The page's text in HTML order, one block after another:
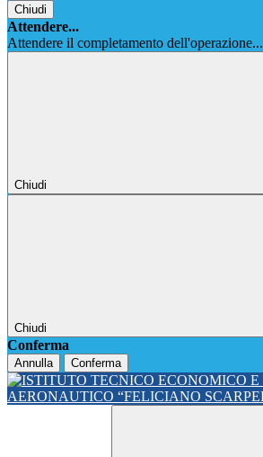
Chiudi
Attendere...
Attendere il completamento dell'operazione...
Chiudi
Chiudi
Conferma
Annulla Conferma